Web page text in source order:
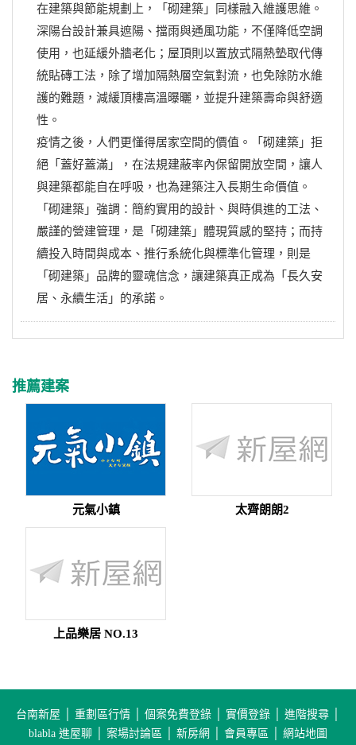
在建築與節能規劃上，「砌建築」同樣融入維護思維。
深陽台設計兼具遮陽、擋雨與通風功能，不僅降低空調
使用，也延緩外牆老化；屋頂則以置放式隔熱墊取代傳
統貼磚工法，除了增加隔熱層空氣對流，也免除防水維
護的難題，減緩頂樓高溫曝曬，並提升建築壽命與舒適
性。
疫情之後，人們更懂得居家空間的價值。「砌建築」拒
絕「蓋好蓋滿」，在法規建蔽率內保留開放空間，讓人
與建築都能自在呼吸，也為建築注入長期生命價值。
「砌建築」強調：簡約實用的設計、與時俱進的工法、
嚴謹的營建管理，是「砌建築」體現質感的堅持；而持
續投入時間與成本、推行系統化與標準化管理，則是
「砌建築」品牌的靈魂信念，讓建築真正成為「長久安
居、永續生活」的承諾。
推薦建案
元氣小鎮 太齊朗朗2
上品樂居 NO.13
台南新屋 重劃區行情 個案免費登錄 實價登錄 進階搜尋
blabla 進屋聊
案場討論區 新房網 會員專區 網站地圖